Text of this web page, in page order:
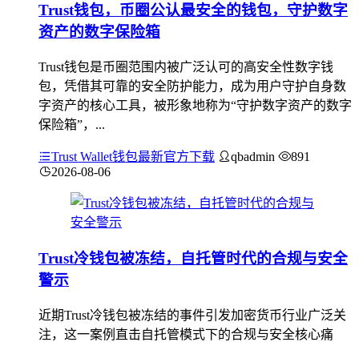
Trust钱包，币圈公认最安全的钱包，守护数字
资产的数字保险箱
Trust钱包是币圈范围内被广泛认可的高安全性数字钱
包，凭借其可靠的安全防护能力，成为用户守护自身数
字资产的核心工具，被形象地称为“守护数字资产的数字
保险箱”，...
Trust Wallet钱包最新官方下载 qbadmin
891
2026-08-06
Trust冷钱包被冻结，自托管时代的合规与安全
警示
近期Trust冷钱包被冻结的事件引发加密货币行业广泛关
注，这一案例直击自托管模式下的合规与安全核心痛